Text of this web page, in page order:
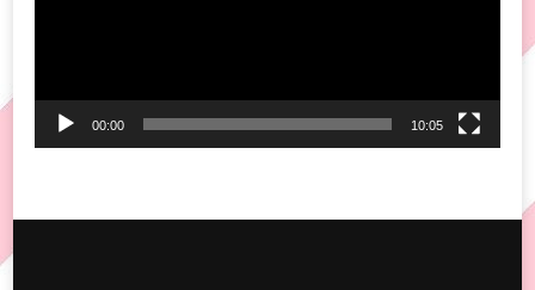
00:00 10:05